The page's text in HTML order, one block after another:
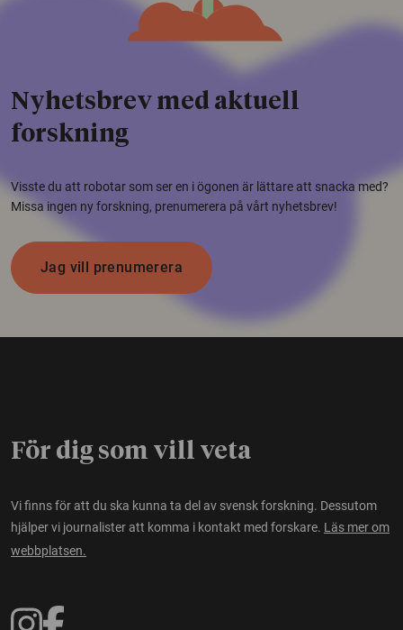
Nyhetsbrev med aktuell
forskning
Visste du att robotar som ser en i ögonen är lättare att snacka med?
Missa ingen ny forskning, prenumerera på vårt nyhetsbrev!
Jag vill prenumerera
För dig som vill veta
Vi finns för att du ska kunna ta del av svensk forskning. Dessutom
hjälper vi journalister att komma i kontakt med forskare. Läs mer om
webbplatsen.